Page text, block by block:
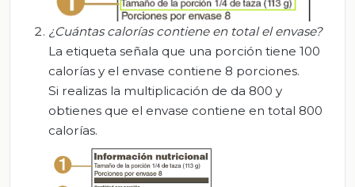
¿Cuántas calorías contiene en total el envase?
La etiqueta señala que una porción tiene 100
calorías y el envase contiene 8 porciones.
Si realizas la multiplicación de da 800 y
obtienes que el envase contiene en total 800
calorías.